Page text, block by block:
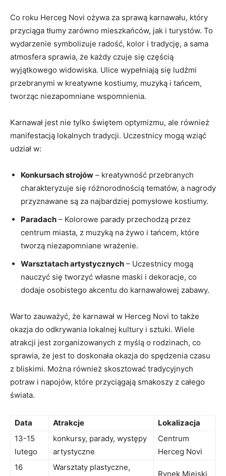
Co roku Herceg Novi ożywa za sprawą karnawału, który
przyciąga tłumy zarówno mieszkańców, jak i ⁣turystów. To
wydarzenie symbolizuje radość, kolor i ‌tradycję,​ a sama‍
atmosfera​ sprawia, że każdy czuje się częścią
wyjątkowego⁢ widowiska. Ulice wypełniają ⁢się ludźmi
przebranymi w kreatywne kostiumy, muzyką i ‍tańcem,
⁤tworząc ‌niezapomniane wspomnienia.
Karnawał jest nie ‍tylko świętem optymizmu, ale również
manifestacją lokalnych tradycji. Uczestnicy mogą ‌wziąć
udział w:
Konkursach strojów – kreatywność przebranych
charakteryzuje się różnorodnością tematów, a nagrody‍
przyznawane są za najbardziej pomysłowe ‌kostiumy.
Paradach – Kolorowe parady przechodzą⁣ przez⁣
centrum miasta, z muzyką na żywo i tańcem, które
tworzą niezapomniane wrażenie.
Warsztatach ‌artystycznych – Uczestnicy‍ mogą
‍nauczyć się ⁣tworzyć‍ własne maski ⁣i ​dekoracje, co
dodaje osobistego akcentu do karnawałowej zabawy.
Warto ⁤zauważyć,​ że karnawał w Herceg Novi to⁢ także
okazja do⁢ odkrywania lokalnej kultury i sztuki. Wiele
atrakcji jest zorganizowanych z‌ myślą o rodzinach,‍ co
sprawia, że⁢ jest to doskonała okazja do⁣ spędzenia‌ czasu​
z​ bliskimi.​ Można również skosztować tradycyjnych
potraw i napojów, które przyciągają⁢ smakoszy z ‌całego
świata.
Data Atrakcje
Lokalizacja
13-15
lutego
konkursy, parady,​ występy
artystyczne
Centrum⁣
Herceg ‍Novi
16⁣
Warsztaty⁣ plastyczne,
Rynek ⁣Miejski